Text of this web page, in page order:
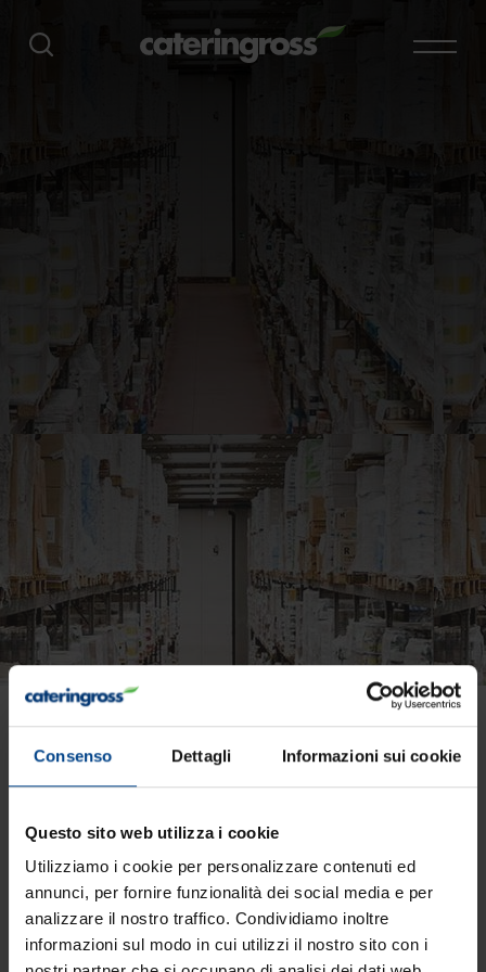
Consenso Dettagli Informazioni sui cookie
Questo sito web utilizza i cookie
Utilizziamo i cookie per personalizzare contenuti ed
annunci, per fornire funzionalità dei social media e per
analizzare il nostro traffico. Condividiamo inoltre
informazioni sul modo in cui utilizzi il nostro sito con i
Il salmone norvegese di
Food Lab